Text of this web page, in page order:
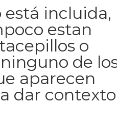
está incluida,
estan
o
de
aparecen
dar contexto